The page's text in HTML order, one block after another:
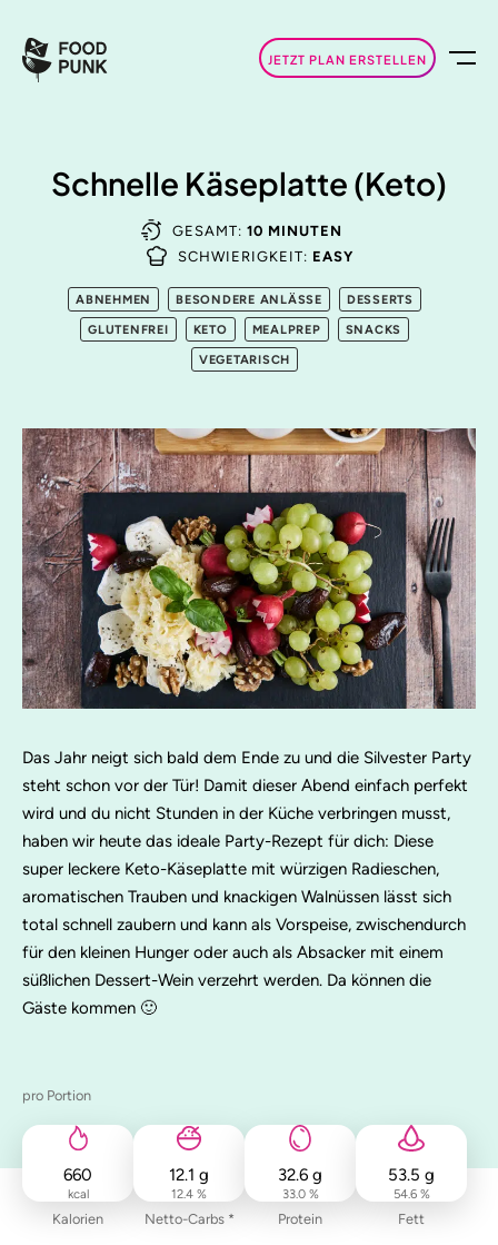
JETZT PLAN ERSTELLEN
Schnelle Käseplatte (Keto)
GESAMT: 10 MINUTEN
SCHWIERIGKEIT: EASY
ABNEHMEN BESONDERE ANLÄSSE DESSERTS
GLUTENFREI KETO MEALPREP SNACKS
VEGETARISCH
Das Jahr neigt sich bald dem Ende zu und die Silvester Party
steht schon vor der Tür! Damit dieser Abend einfach perfekt
wird und du nicht Stunden in der Küche verbringen musst,
haben wir heute das ideale Party-Rezept für dich: Diese
super leckere Keto-Käseplatte mit würzigen Radieschen,
aromatischen Trauben und knackigen Walnüssen lässt sich
total schnell zaubern und kann als Vorspeise, zwischendurch
für den kleinen Hunger oder auch als Absacker mit einem
süßlichen Dessert-Wein verzehrt werden. Da können die
Gäste kommen 🙂
pro Portion
660
kcal
Kalorien
12.1 g
12.4 %
Netto-Carbs *
32.6 g
33.0 %
Protein
53.5 g
54.6 %
Fett